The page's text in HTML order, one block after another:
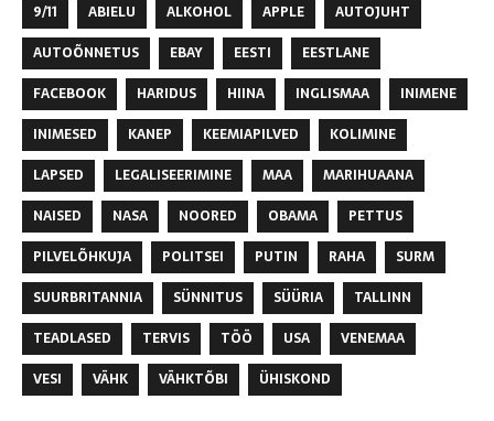
9/11 ABIELU ALKOHOL APPLE
AUTOJUHT
AUTOÕNNETUS
EBAY EESTI
EESTLANE
FACEBOOK
HARIDUS HIINA INGLISMAA
INIMENE
INIMESED
KANEP KEEMIAPILVED
KOLIMINE
LAPSED
LEGALISEERIMINE MAA
MARIHUAANA
NAISED
NASA NOORED OBAMA
PETTUS
PILVELÕHKUJA
POLITSEI PUTIN RAHA
SURM
SUURBRITANNIA
SÜNNITUS SÜÜRIA
TALLINN
TEADLASED
TERVIS TÖÖ USA
VENEMAA
VESI
VÄHK VÄHKTÕBI ÜHISKOND